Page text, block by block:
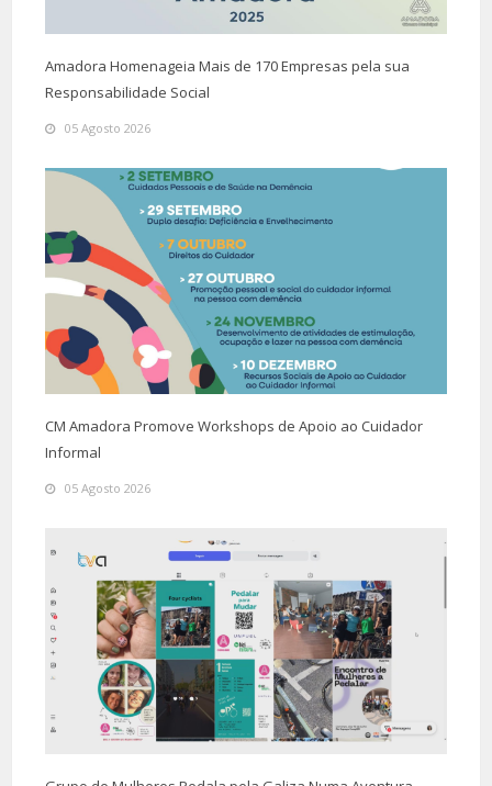
Amadora Homenageia Mais de 170 Empresas pela sua
Responsabilidade Social
05 Agosto 2026
CM Amadora Promove Workshops de Apoio ao Cuidador
Informal
05 Agosto 2026